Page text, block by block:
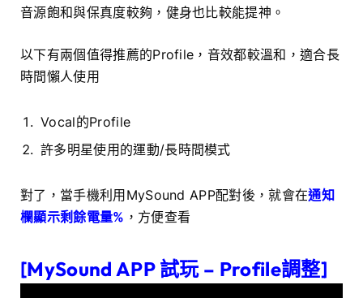
音源飽和與保真度較夠，健身也比較能提神。
以下有兩個值得推薦的Profile，音效都較溫和，適合長
時間懶人使用
Vocal的Profile
許多明星使用的運動/長時間模式
對了，當手機利用MySound APP配對後，就會在通知
欄顯示剩餘電量% ，方便查看
[MySound APP 試玩 – Profile調整]